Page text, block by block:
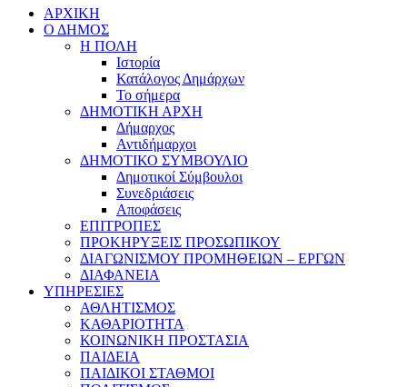
ΑΡΧΙΚΗ
Ο ΔΗΜΟΣ
Η ΠΟΛΗ
Ιστορία
Κατάλογος Δημάρχων
Το σήμερα
ΔΗΜΟΤΙΚΗ ΑΡΧΗ
Δήμαρχος
Αντιδήμαρχοι
ΔΗΜΟΤΙΚΟ ΣΥΜΒΟΥΛΙΟ
Δημοτικοί Σύμβουλοι
Συνεδριάσεις
Αποφάσεις
ΕΠΙΤΡΟΠΕΣ
ΠΡΟΚΗΡΥΞΕΙΣ ΠΡΟΣΩΠΙΚΟΥ
ΔΙΑΓΩΝΙΣΜΟΥ ΠΡΟΜΗΘΕΙΩΝ – ΕΡΓΩΝ
ΔΙΑΦΑΝΕΙΑ
ΥΠΗΡΕΣΙΕΣ
ΑΘΛΗΤΙΣΜΟΣ
ΚΑΘΑΡΙΟΤΗΤΑ
ΚΟΙΝΩΝΙΚΗ ΠΡΟΣΤΑΣΙΑ
ΠΑΙΔΕΙΑ
ΠΑΙΔΙΚΟΙ ΣΤΑΘΜΟΙ